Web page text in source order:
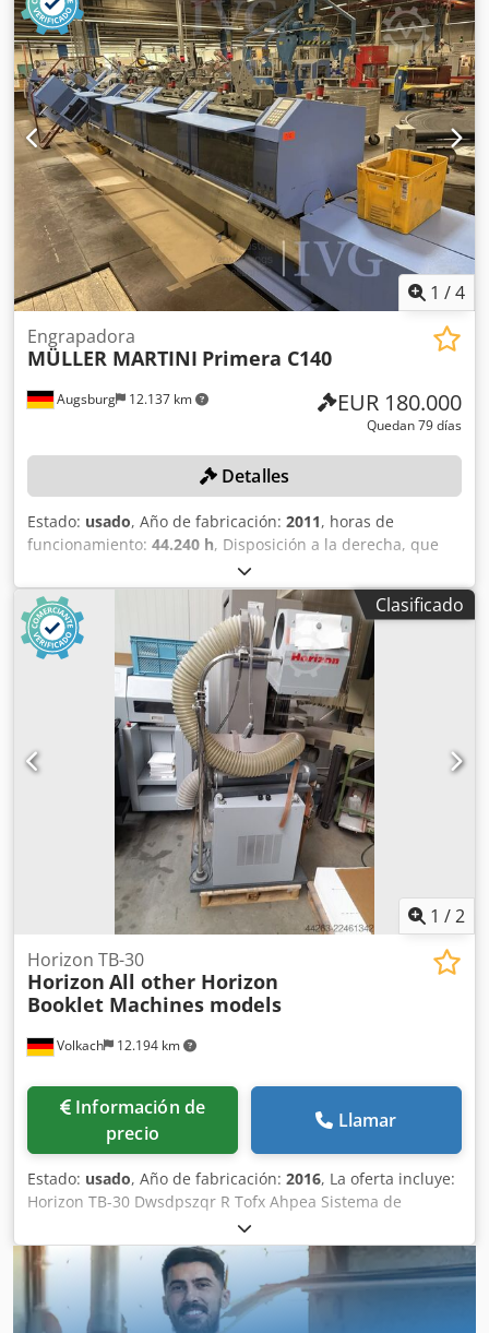
pila de barras), 1 alimentador de pliegue, 1 máquina de
encolado de productos, 1 estación de grapado con control
de la primera y última hoja, 1 recortadora con control de
corte SEMKO, control de espesor lateral, control de
inclinación/control de sobrepaso, control óptico de pliegos
ASIR (incluido código de barras), 1 banda de inversión, 1
mesa de direccionamiento, 1 alimentador cruzado
Robusto, 4 dispositivos de desenrollado EASYDRUM (rollos
de 45 kg), 1 carro para el traslado de los alimentadores
(alimentador de pila/alimentador de pila plana).
Dwodpszqzbbefx Ahpsa
1 /4
Augsburg 12.137 km
Engrapadora
MÜLLER MARTINI Primera C140
EUR 180.000
Quedan 79 días
Detalles
Estado: usado, Año de fabricación: 2011, horas de
funcionamiento: 44.240 h, Disposición a la derecha, que
consta de: 8 unidades de soporte, de las cuales 4 están
extendidas, 6 alimentadores (de los cuales 4 son
alimentadores de flujo continuo con extensiones para el
sistema de barras), 1 alimentador de pliegue, 1 encoladora
de productos, 1 estación de grapado con control inicial y
control de grapas, 1 recortadora con control de corte
SEMKO, control lateral de espesor, control de arco
oblicuo/control de voladizo, control óptico de pliegos ASIR
(también código de barras), 1 banda de inversión, 1 mesa
de direccionamiento, 1 alimentador cruzado Robusto, 4
dispositivos de desenrollado EASYDRUM (rollos de 45 kg), 1
carro para el desplazamiento de los alimentadores
(alimentador de pila/alimentador de pila plana), 1 carro
para el desplazamiento de la encoladora de muestras de
productos. Dwsdszqzbhepfx Ahpja
Clasificado
1 /2
Volkach 12.194 km
Horizon TB-30
Horizon All other Horizon
Booklet Machines models
Información de
precio
Llamar
Estado: usado, Año de fabricación: 2016, La oferta incluye:
Horizon TB-30 Dwsdpszqr R Tofx Ahpea Sistema de
extracción de virutas para la elaboración de folletos o la
producción de revistas - Peso: 110 kg Si lo desea, podemos
organizar lo siguiente para usted: Embalaje, carga y
transporte (por barco o avión), incluidos los trámites
aduaneros. Obtención de una oferta de alquiler.